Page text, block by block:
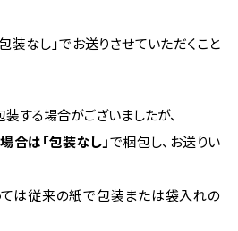
装なし」でお送りさせていただくこと
する場合がございましたが、
合は「包装なし」で梱包し、お送りい
は従来の紙で包装または袋入れの